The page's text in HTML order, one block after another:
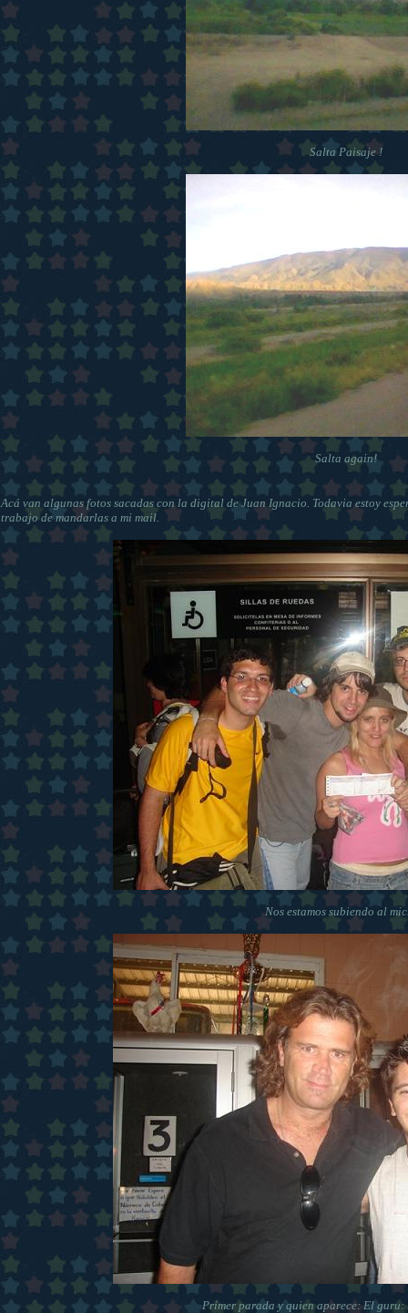
Salta Paisaje !
Salta again!
Acá van algunas fotos sacadas con la digital de Juan Ignacio. Todavia estoy
trabajo de mandarlas a mi mail.
Nos estamos subiendo al
Primer parada y quien aparece: El